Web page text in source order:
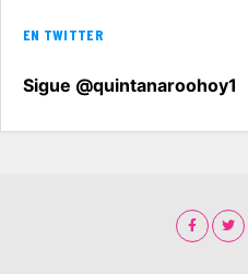
EN TWITTER
Sigue @quintanaroohoy1